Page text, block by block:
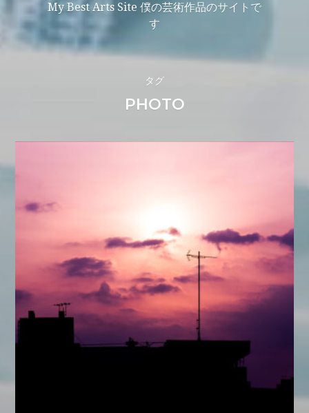
My Best Arts Site 僕の芸術作品のサイトで
す
タグ
PHOTO